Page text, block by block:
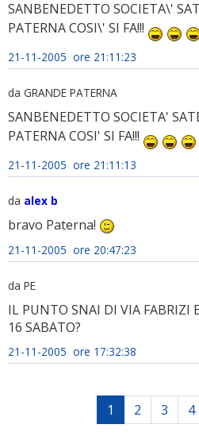
SANBENEDETTO SOCIETA\'
PATERNA COSI\' SI FA!!!
21-11-2005 ore 21:11:23
da GRANDE PATERNA
SANBENEDETTO SOCIETA'
PATERNA COSI' SI FA!!!
21-11-2005 ore 21:11:13
da alex b
bravo Paterna!
21-11-2005 ore 20:47:23
da PE
IL PUNTO SNAI DI VIA FABRIZI
16 SABATO?
21-11-2005 ore 17:32:38
1 2 3 4